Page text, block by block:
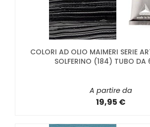
COLORI AD OLIO MAIMERI SERIE
SOLFERINO (184) TUBO DA
A partire da
19,95 €